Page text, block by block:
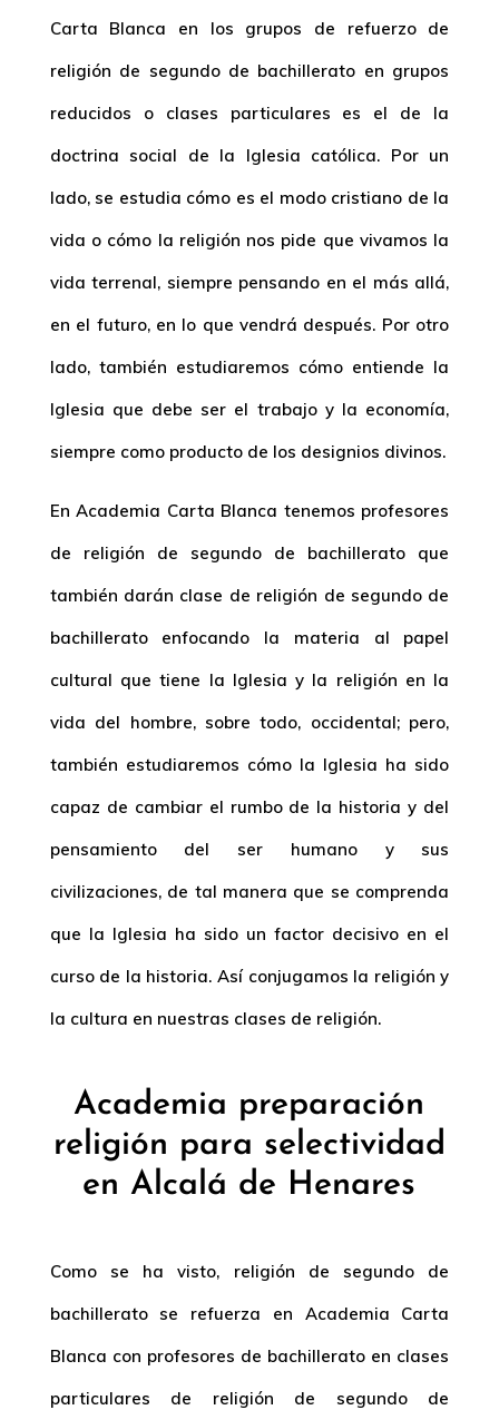
Carta Blanca en los grupos de refuerzo de
religión de segundo de bachillerato en grupos
reducidos o clases particulares es el de la
doctrina social de la Iglesia católica. Por un
lado, se estudia cómo es el modo cristiano de la
vida o cómo la religión nos pide que vivamos la
vida terrenal, siempre pensando en el más allá,
en el futuro, en lo que vendrá después. Por otro
lado, también estudiaremos cómo entiende la
Iglesia que debe ser el trabajo y la economía,
siempre como producto de los designios divinos.
En Academia Carta Blanca tenemos profesores
de religión de segundo de bachillerato que
también darán clase de religión de segundo de
bachillerato enfocando la materia al papel
cultural que tiene la Iglesia y la religión en la
vida del hombre, sobre todo, occidental; pero,
también estudiaremos cómo la Iglesia ha sido
capaz de cambiar el rumbo de la historia y del
pensamiento del ser humano y sus
civilizaciones, de tal manera que se comprenda
que la Iglesia ha sido un factor decisivo en el
curso de la historia. Así conjugamos la religión y
la cultura en nuestras clases de religión.
Academia preparación
religión para selectividad
en Alcalá de Henares
Como se ha visto, religión de segundo de
bachillerato se refuerza en Academia Carta
Blanca con profesores de bachillerato en clases
particulares de religión de segundo de